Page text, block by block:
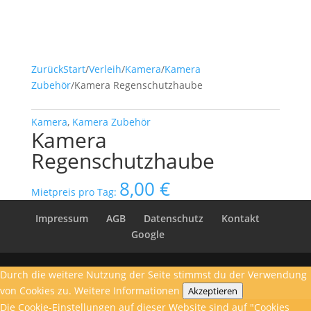
ZurückStart/Verleih/Kamera/Kamera
Zubehör/Kamera Regenschutzhaube
Kamera, Kamera Zubehör
Kamera
Regenschutzhaube
Mietpreis pro Tag: 8,00 €
Impressum AGB Datenschutz
Kontakt
Google
Durch die weitere Nutzung der Seite stimmst du der Verwendung
von Cookies zu. Weitere Informationen Akzeptieren
Die Cookie-Einstellungen auf dieser Website sind auf "Cookies